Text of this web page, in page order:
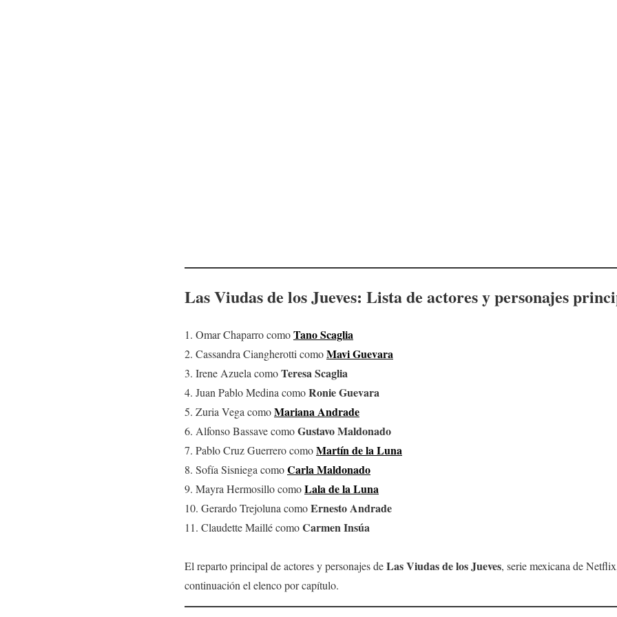
Las Viudas de los Jueves: Lista de actores y personajes
1. Omar Chaparro comoTano Scaglia
2. Cassandra Ciangherotti comoMavi Guevara
3. Irene Azuela comoTeresa Scaglia
4. Juan Pablo Medina comoRonie Guevara
5. Zuria Vega comoMariana Andrade
6. Alfonso Bassave comoGustavo Maldonado
7. Pablo Cruz Guerrero comoMartín de la Luna
8. Sofía Sisniega comoCarla Maldonado
9. Mayra Hermosillo comoLala de la Luna
10. Gerardo Trejoluna comoErnesto Andrade
11. Claudette Maillé comoCarmen Insúa
El reparto principal de actores y personajes deLas Viudas de los Jueves, serie mexicana de
continuación el elenco por capítulo.